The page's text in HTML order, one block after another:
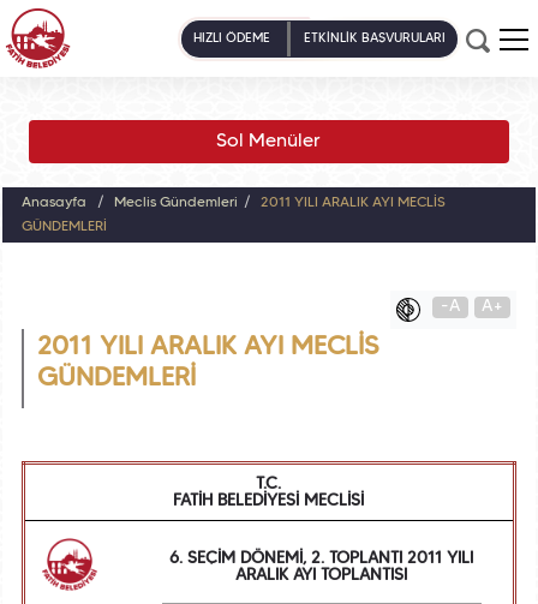
HIZLI ÖDEME ETKİNLİK BAŞVURULARI
Sol Menüler
Anasayfa Meclis Gündemleri
2011 YILI ARALIK AYI MECLİS
GÜNDEMLERİ
-A A+
2011 YILI ARALIK AYI MECLİS
GÜNDEMLERİ
T.C.
FATİH BELEDİYESİ MECLİSİ
6. SEÇİM DÖNEMİ, 2. TOPLANTI 2011 YILI
ARALIK AYI TOPLANTISI